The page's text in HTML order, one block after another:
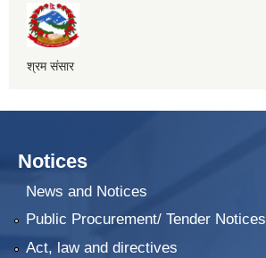
श्रम संसार
Notices
News and Notices
Public Procurement/ Tender Notices
Act, law and directives